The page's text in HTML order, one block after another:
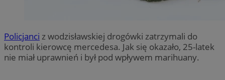
Policjanci z wodzisławskiej drogówki zatrzymali do
kontroli kierowcę mercedesa. Jak się okazało, 25-latek
nie miał uprawnień i był pod wpływem marihuany.